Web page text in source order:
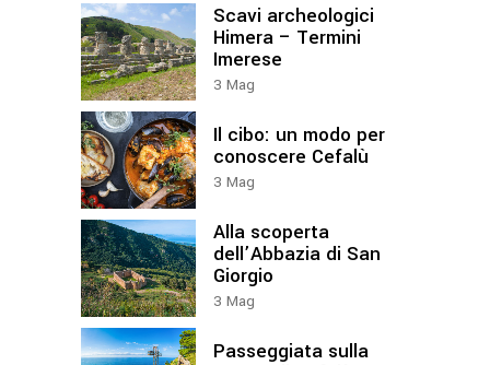
Scavi archeologici
Himera – Termini
Imerese
3 Mag
Il cibo: un modo per
conoscere Cefalù
3 Mag
Alla scoperta
dell’Abbazia di San
Giorgio
3 Mag
Passeggiata sulla